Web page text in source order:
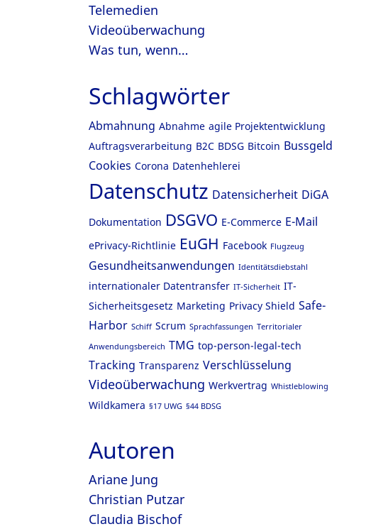
Telemedien
Videoüberwachung
Was tun, wenn…
Schlagwörter
Abmahnung Abnahme agile Projektentwicklung
Auftragsverarbeitung B2C BDSG Bitcoin Bussgeld
Cookies Corona Datenhehlerei
Datenschutz Datensicherheit DiGA
Dokumentation DSGVO E-Commerce E-Mail
ePrivacy-Richtlinie EuGH Facebook Flugzeug
Gesundheitsanwendungen Identitätsdiebstahl
internationaler Datentransfer IT-Sicherheit IT-
Sicherheitsgesetz Marketing Privacy Shield Safe-
Harbor Schiff Scrum Sprachfassungen Territorialer
Anwendungsbereich TMG top-person-legal-tech
Tracking Transparenz Verschlüsselung
Videoüberwachung Werkvertrag Whistleblowing
Wildkamera §17 UWG §44 BDSG
Autoren
Ariane Jung
Christian Putzar
Claudia Bischof